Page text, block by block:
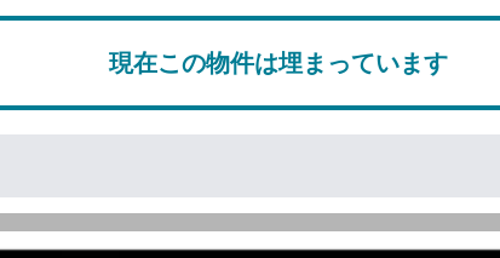
現在この物件は埋まっています